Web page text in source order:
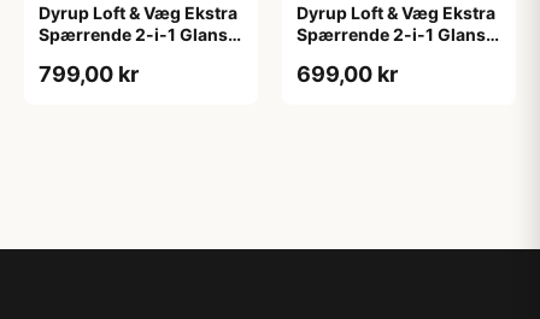
Dyrup Loft & Væg Ekstra
Spærrende 2-i-1 Glans
799,00 kr
Dyrup Loft & Væg Ekstra
Spærrende 2-i-1 Glans 2
699,00 kr